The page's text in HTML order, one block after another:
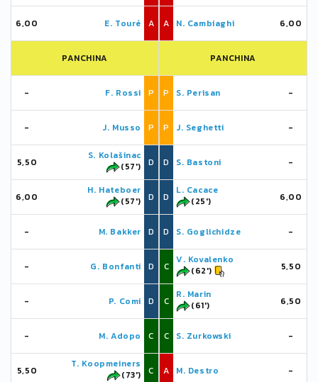
6,00 E. Touré A
PANCHINA
- F. Rossi P
- J. Musso P
5,50
S. Kolašinac
(57')
D
6,00
H. Hateboer
(57')
D
- M. Bakker D
- G. Bonfanti D
- P. Comi D
- M. Adopo C
5,50
T. Koopmeiners
(73')
C
A N. Cambiaghi 6,00
PANCHINA
P S. Perisan -
P J. Seghetti -
D S. Bastoni -
D
L. Cacace
(25')
6,00
D S. Goglichidze -
C
V. Kovalenko
(62')
5,50
C
R. Marin
(61')
6,50
C S. Zurkowski -
A M. Destro -